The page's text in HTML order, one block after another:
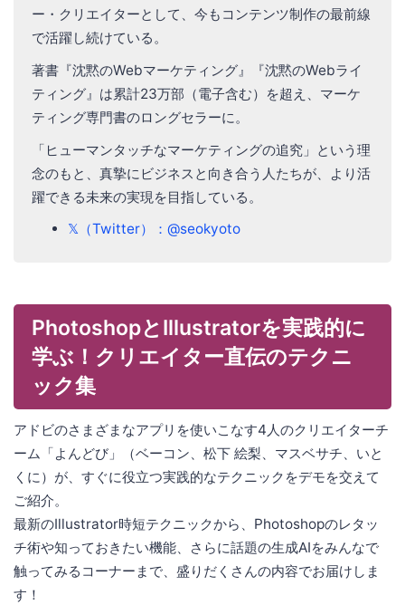
ー・クリエイターとして、今もコンテンツ制作の最前線
で活躍し続けている。
著書『沈黙のWebマーケティング』『沈黙のWebライ
ティング』は累計23万部（電子含む）を超え、マーケ
ティング専門書のロングセラーに。
「ヒューマンタッチなマーケティングの追究」という理
念のもと、真摯にビジネスと向き合う人たちが、より活
躍できる未来の実現を目指している。
𝕏（Twitter）：@seokyoto
PhotoshopとIllustratorを実践的に
学ぶ！クリエイター直伝のテクニ
ック集
アドビのさまざまなアプリを使いこなす4人のクリエイターチ
ーム「よんどび」（ベーコン、松下 絵梨、マスベサチ、いと
くに）が、すぐに役立つ実践的なテクニックをデモを交えて
ご紹介。
最新のIllustrator時短テクニックから、Photoshopのレタッ
チ術や知っておきたい機能、さらに話題の生成AIをみんなで
触ってみるコーナーまで、盛りだくさんの内容でお届けしま
す！